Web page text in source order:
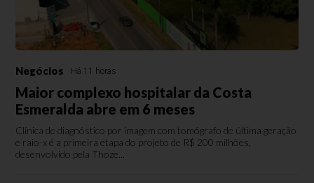
Negócios Há 11 horas
Maior complexo hospitalar da Costa
Esmeralda abre em 6 meses
Clínica de diagnóstico por imagem com tomógrafo de última geração
e raio-x é a primeira etapa do projeto de R$ 200 milhões,
desenvolvido pela Thoze...